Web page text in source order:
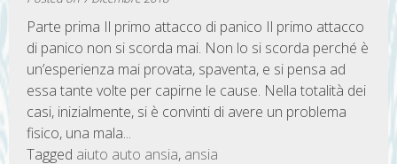
Parte prima Il primo attacco di panico Il primo attacco
di panico non si scorda mai. Non lo si scorda perché è
un’esperienza mai provata, spaventa, e si pensa ad
essa tante volte per capirne le cause. Nella totalità dei
casi, inizialmente, si è convinti di avere un problema
fisico, una mala...
Tagged aiuto auto ansia, ansia